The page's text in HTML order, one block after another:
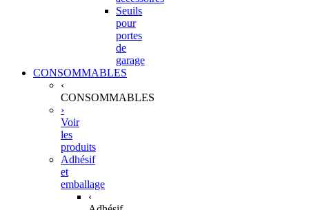
Seuils
pour
portes
de
garage
CONSOMMABLES
‹
CONSOMMABLES
›
Voir
les
produits
Adhésif
et
emballage
‹